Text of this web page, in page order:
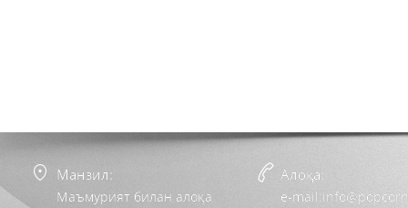
Манзил:
Маъмурият билан алоқа
Алоқа:
e-